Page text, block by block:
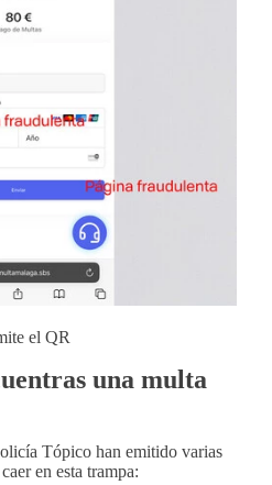
el QR
una multa
Tópico han emitido varias
en esta trampa: